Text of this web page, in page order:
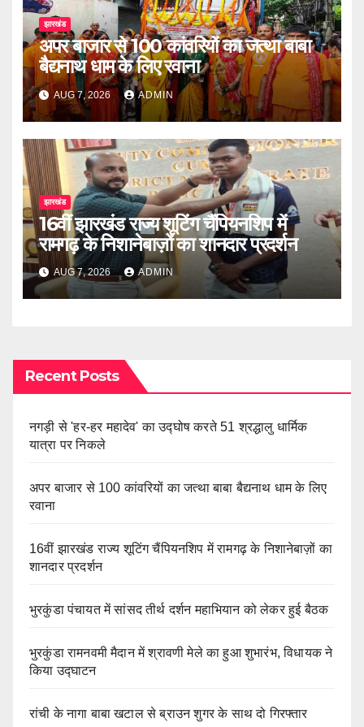
झारखंड
अपर बाजार से 100 कांवरियों का जत्था बाबा
बैद्यनाथ धाम के लिए रवाना
AUG 7, 2026 ADMIN
झारखंड
16वीं झारखंड राज्य शूटिंग चैंपियनशिप में
रामगढ़ के निशानेबाज़ों का शानदार प्रदर्शन
AUG 7, 2026 ADMIN
Recent Posts
नगड़ी से 'हर-हर महादेव' का उद्घोष करते 51 श्रद्धालु धार्मिक
यात्रा पर निकले
अपर बाजार से 100 कांवरियों का जत्था बाबा बैद्यनाथ धाम के लिए
रवाना
16वीं झारखंड राज्य शूटिंग चैंपियनशिप में रामगढ़ के निशानेबाज़ों का
शानदार प्रदर्शन
भुरकुंडा पंचायत में सांसद तीर्थ दर्शन महाभियान को लेकर हुई बैठक
भुरकुंडा रामनवमी मैदान में श्रावणी मेले का हुआ शुभारंभ, विधायक ने
किया उद्घाटन
रांची के नागा बाबा खटाल से ब्राउन शुगर के साथ दो गिरफ्तार